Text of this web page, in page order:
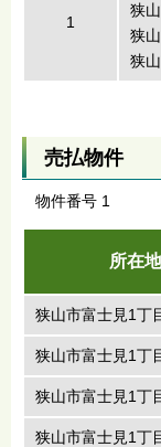
1
狭
狭
狭
売払物件
物件番号 1
所在地
狭山市富士見1丁
狭山市富士見1丁
狭山市富士見1丁
狭山市富士見1丁